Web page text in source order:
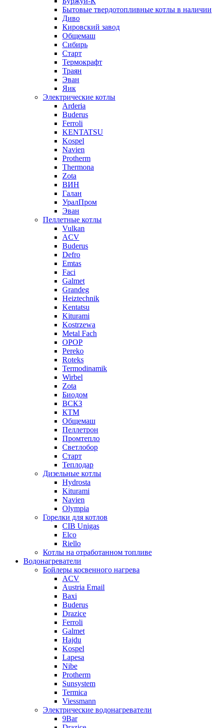
Бытовые твердотопливные котлы в наличии
Диво
Кировский завод
Общемаш
Сибирь
Старт
Термокрафт
Траян
Эван
Яик
Электрические котлы
Arderia
Buderus
Ferroli
KENTATSU
Kospel
Navien
Protherm
Thermona
Zota
ВИН
Галан
УралПром
Эван
Пеллетные котлы
Vulkan
ACV
Buderus
Defro
Emtas
Faci
Galmet
Grandeg
Heiztechnik
Kentatsu
Kiturami
Kostrzewa
Metal Fach
OPOP
Pereko
Roteks
Termodinamik
Wirbel
Zota
Биодом
ВСКЗ
КТМ
Общемаш
Пеллетрон
Промтепло
Светлобор
Старт
Теплодар
Дизельные котлы
Hydrosta
Kiturami
Navien
Olympia
Горелки для котлов
CIB Unigas
Elco
Riello
Котлы на отработанном топливе
Водонагреватели
Бойлеры косвенного нагрева
ACV
Austria Email
Baxi
Buderus
Drazice
Ferroli
Galmet
Hajdu
Kospel
Lapesa
Nibe
Protherm
Sunsystem
Termica
Viessmann
Электрические водонагреватели
9Bar